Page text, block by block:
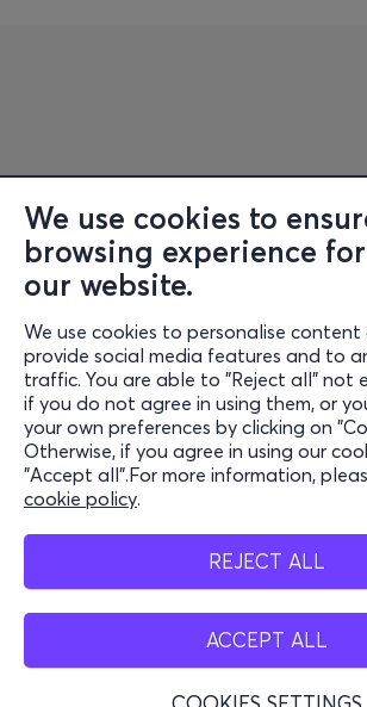
We use cookies to
browsing experience
our website.
We use cookies to personalise
provide social media features and to
traffic. You are able to "Reject all" not
if you do not agree in using them, or
your own preferences by clicking on
Otherwise, if you agree in using our
"Accept all".For more information,
cookie policy.
REJECT ALL
ACCEPT ALL
Information
Support
Stay Connected
Mobile App